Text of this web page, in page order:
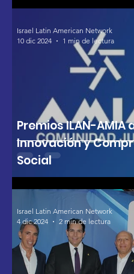
Premios ILAN-AMIA
Innovación y
Social
Israel Latin American Network
10 dic 2024
1 min de lectura
Israel Latin American Network
4 dic 2024
2 min de lectura